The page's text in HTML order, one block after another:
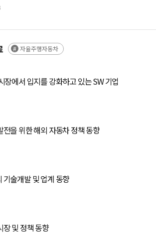
자율주행자동차
장에서 입지를 강화하고 있는 SW 기업
을 위한 해외 자동차 정책 동향
술개발 및 업계 동향
및 정책 동향